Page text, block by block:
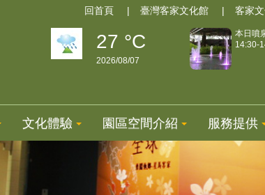
回首頁 臺灣客家文化館 客家
27 °C
2026/08/07
本日噴
14:30-
文化體驗 園區空間介紹 服務提供